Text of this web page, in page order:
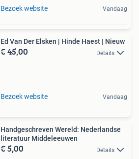
Bezoek website Vandaag
Ed Van Der Elsken | Hinde Haest | Nieuw
€ 45,00 Details
Bezoek website Vandaag
Handgeschreven Wereld: Nederlandse
literatuur Middeleeuwen
€ 5,00 Details